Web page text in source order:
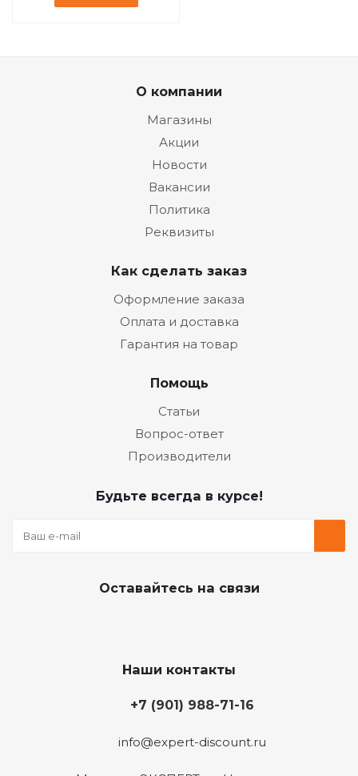
О компании
Магазины
Акции
Новости
Вакансии
Политика
Реквизиты
Как сделать заказ
Оформление заказа
Оплата и доставка
Гарантия на товар
Помощь
Статьи
Вопрос-ответ
Производители
Будьте всегда в курсе!
Оставайтесь на связи
Наши контакты
+7 (901) 988-71-16
info@expert-discount.ru